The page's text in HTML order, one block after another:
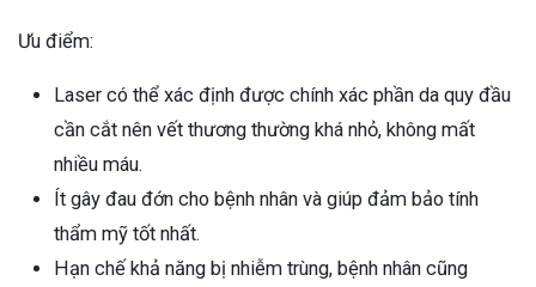
Ưu điểm:
Laser có thể xác định được chính xác phần da quy đầu
cần cắt nên vết thương thường khá nhỏ, không mất
nhiều máu.
Ít gây đau đớn cho bệnh nhân và giúp đảm bảo tính
thẩm mỹ tốt nhất.
Hạn chế khả năng bị nhiễm trùng, bệnh nhân cũng